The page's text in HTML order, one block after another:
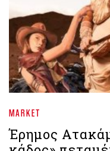
MARKET
Έρημος